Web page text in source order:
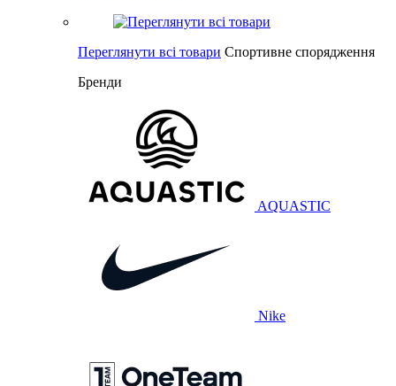
Переглянути всі товари Спортивне спорядження
Бренди
AQUASTIC
Nike